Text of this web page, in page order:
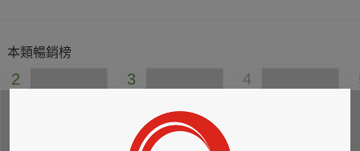
面對這不設防的單「蠢」小笨蛋
呵呵呵……他就「犧牲」點，包辦她的下半生吧……
本類暢銷榜
2 3 4